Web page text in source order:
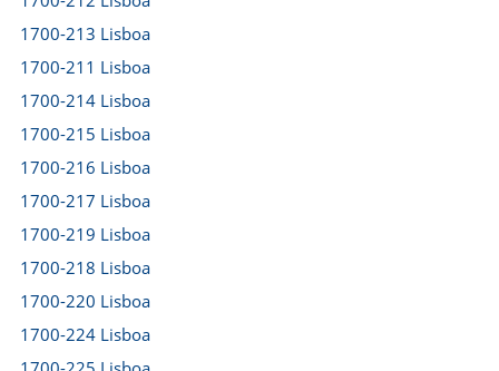
1700-213 Lisboa
1700-211 Lisboa
1700-214 Lisboa
1700-215 Lisboa
1700-216 Lisboa
1700-217 Lisboa
1700-219 Lisboa
1700-218 Lisboa
1700-220 Lisboa
1700-224 Lisboa